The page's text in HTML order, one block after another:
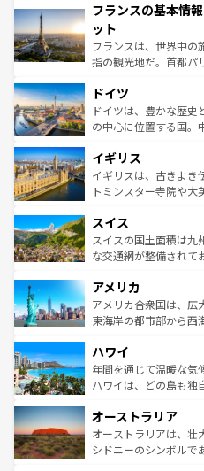
ませてくれるイタリア
なお、新着のイタリア
しい。
文化が根付くこの国で
れる闘牛、そして美味
る。首都マドリードの
アートに溢れた街角か
せる。地方によって風
ンテンツ一覧を参照し
フランスの基本情
ット
フランスは、世界中の
指の観光地だ。首都パ
で、幅広い魅力が詰ま
聖堂、美しいビーチ、
から魅了する。また、
いる。シャンパンの発
香り高いラベンダー畑
らに、パリ以外の地域
れる地方に足を運ぶと
きるだろう。
を参照してほしい。
ドイツ
ドイツは、豊かな歴
の中心に位置する国。
顔を持つこの国は、ど
ルリンの文化的活気、
してライン川沿いのワ
は、お酒好きな人にはぜひ体
ドイツ情報はコンテン
イギリス
イギリスは、古きよき
トミンスター寺院や大
リアごとに異なる魅力
ティー、ビール好きに
戦など、本場だからこ
ンツ一覧を参照してほ
スイス
スイスの国土面積は九
な交通網が整備されて
の建物がそのまま残る
博物館もあり、アルプ
ことができる。国民の
ば市内交通費無料で観光を
着のスイス情報はコン
アメリカ
アメリカ合衆国は、広
東海岸の都市部から西
のような巨大都市は、
ンメントが詰まった刺
西部には大自然が広が
部のニューオーリンズ
文化が魅力。旅行者は
しみながら、その多様
ハワイ
年間を通じて温暖な気
ハワイは、どの島も独
ワイ島は見逃せない。
島だが、静かな自然を
おすすめ。エメラルド
オーストラリア
オーストラリアは、壮
シドニーのシンボルで